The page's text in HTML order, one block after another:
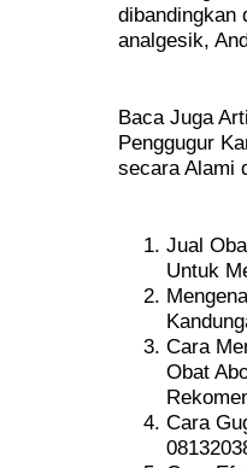
dibandingkan
analgesik,
Baca Juga
Penggugur
secara Alami
Jual
Untuk
Cara
Obat
Cara